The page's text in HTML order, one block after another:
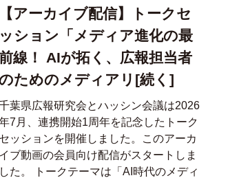
【アーカイブ配信】トークセ
ッション「メディア進化の最
線！ AIが拓く、広報担当者
ためのメディアリ[続く]
葉県広報研究会とハッシン会議は2026
7月、連携開始1周年を記念したトーク
セッションを開催しました。このアーカ
イブ動画の会員向け配信がスタートしま
した。 トークテーマは「AI時代のメディ